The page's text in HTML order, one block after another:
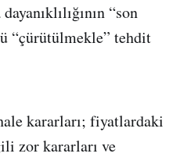
“son
“çürütülmekle” tehdit
kararları; fiyatlardaki
zor kararları ve